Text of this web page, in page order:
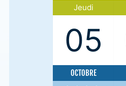
Jeudi
05
OCTOBRE